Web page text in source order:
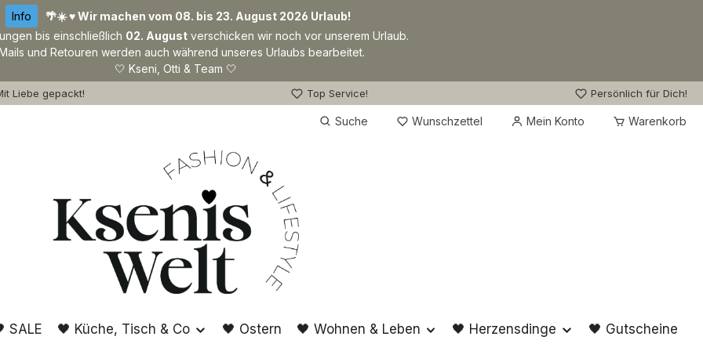
Info
🌴☀️ ♥ Wir machen vom 08. bis 23. August 2026 Urlaub!
bis einschließlich 02. August verschicken wir noch vor unserem Urlaub.
und Retouren werden auch während unseres Urlaubs bearbeitet.
🤍 Kseni, Otti & Team 🤍
Liebe gepackt! Top Service! Persönlich für Dich!
Suche Wunschzettel Du hast 0 Produkte auf dem Merkzettel
Mein Konto Warenkorb
SALE 🖤 Küche, Tisch & Co 🖤 Ostern 🖤 Wohnen & Leben 🖤 Herzensdinge 🖤 Gutscheine